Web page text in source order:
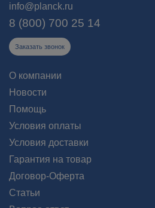
info@planck.ru
8 (800) 700 25 14
Заказать звонок
О компании
Новости
Помощь
Условия оплаты
Условия доставки
Гарантия на товар
Договор-Оферта
Статьи